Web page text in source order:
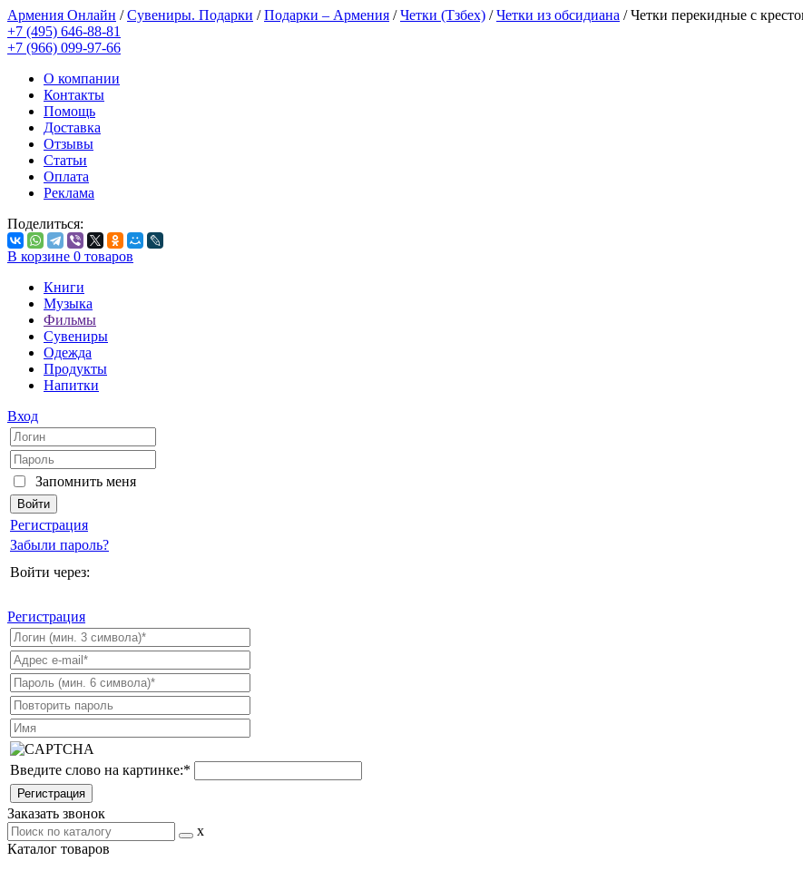
Армения Онлайн /Сувениры. Подарки /Подарки – Армения /Четки (Тзбех) /Четки из обсидиана /Четки перекидные с
+7 (495) 646-88-81
+7 (966) 099-97-66
О компании
Контакты
Помощь
Доставка
Отзывы
Статьи
Оплата
Реклама
Поделиться:
В корзине 0 товаров
Книги
Музыка
Фильмы
Сувениры
Одежда
Продукты
Напитки
Вход
Запомнить меня
Регистрация
Забыли пароль?
Войти через:
Регистрация
Введите слово на картинке:*
Заказать звонок
x
Каталог товаров